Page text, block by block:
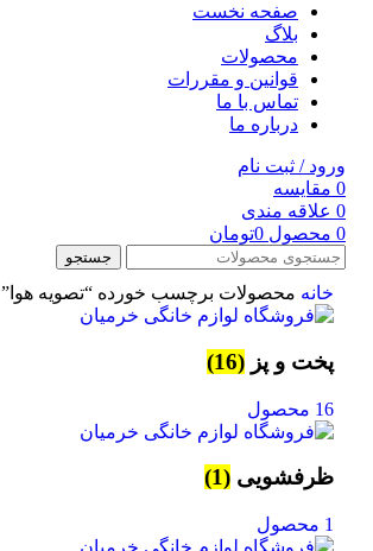
صفحه نخست
بلاگ
محصولات
قوانین و مقررات
تماس با ما
درباره ما
ورود / ثبت نام
0 مقایسه
0 علاقه مندی
0 محصول 0تومان
جستجو
خانه محصولات برچسب خورده “تصویه هوا”
پخت و پز (16)
16 محصول
ظرفشویی (1)
1 محصول